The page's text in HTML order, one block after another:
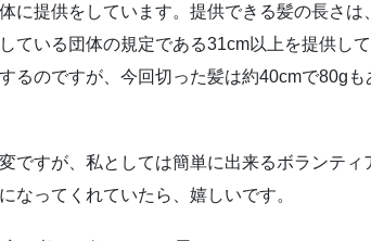
に提供をしています。提供できる髪の長さは
ている団体の規定である31cm以上を提供し
るのですが、今回切った髪は約40cmで80gも
ですが、私としては簡単に出来るボランティ
なってくれていたら、嬉しいです。